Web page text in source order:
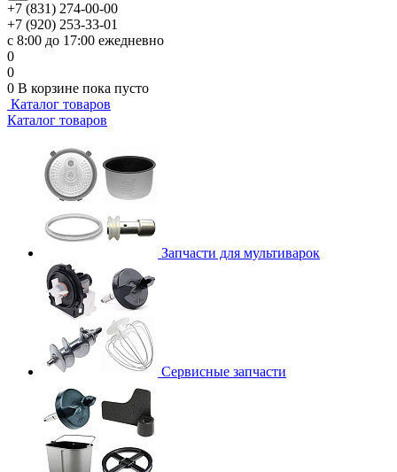
+7 (831) 274-00-00
+7 (920) 253-33-01
с 8:00 до 17:00 ежедневно
0
0
0 В корзине пока пусто
Каталог товаров
Каталог товаров
Запчасти для мультиварок
Сервисные запчасти